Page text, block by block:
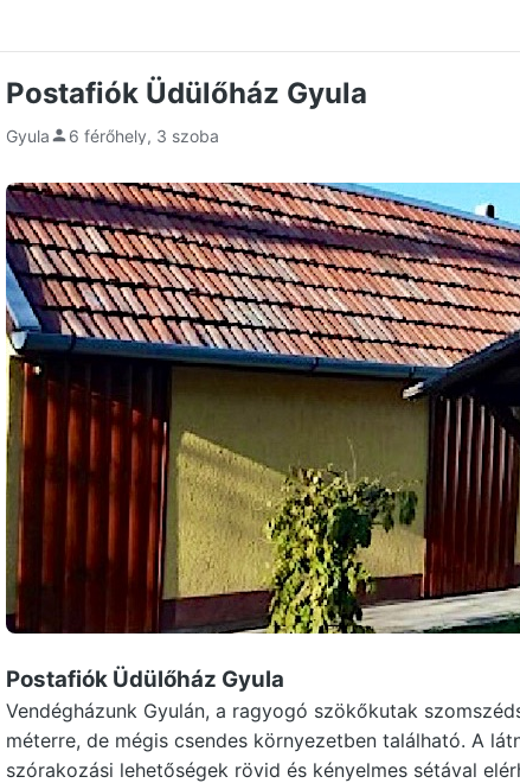
Postafiók Üdülőház Gyula
Gyula 6 férőhely, 3 szoba
Postafiók Üdülőház Gyula
Vendégházunk Gyulán, a ragyogó szökőkutak
méterre, de mégis csendes környezetben található. A
szórakozási lehetőségek rövid és kényelmes sétával